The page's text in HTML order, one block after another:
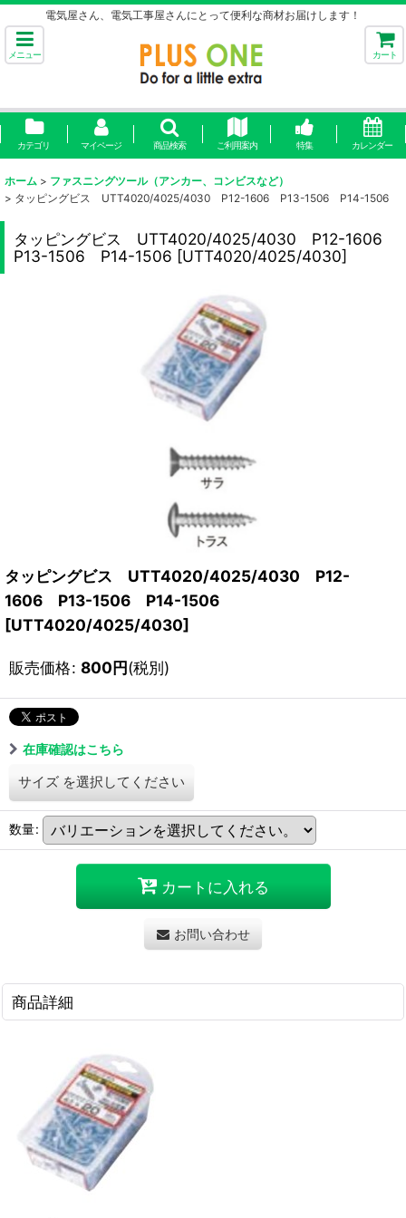
電気屋さん、電気工事屋さんにとって便利な商材お届けします！
メニュー カート
カテゴリ マイページ 商品検索 ご利用案内 特集 カレンダー
ホーム > ファスニングツール（アンカー、コンビスなど）
> タッピングビス UTT4020/4025/4030 P12-1606 P13-1506 P14-1506
タッピングビス UTT4020/4025/4030 P12-1606
P13-1506 P14-1506 [UTT4020/4025/4030]
タッピングビス UTT4020/4025/4030 P12-
1606 P13-1506 P14-1506
[UTT4020/4025/4030]
販売価格: 800円(税別)
在庫確認はこちら
サイズ を選択してください
数量:
カートに入れる
お問い合わせ
商品詳細